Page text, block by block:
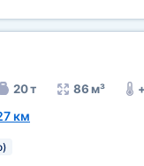
20 т 86 м³
км